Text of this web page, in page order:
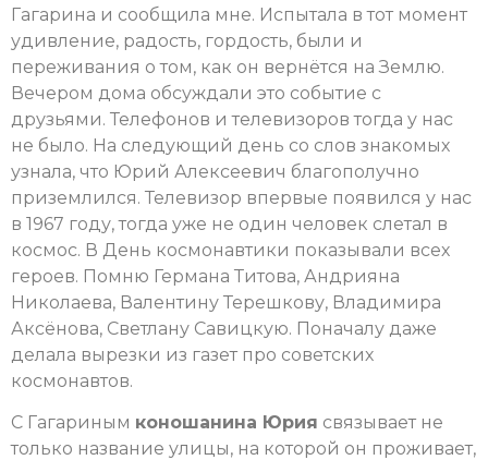
Гагарина и сообщила мне. Испытала в тот момент
удивление, радость, гордость, были и
переживания о том, как он вернётся на Землю.
Вечером дома обсуждали это событие с
друзьями. Телефонов и телевизоров тогда у нас
не было. На следующий день со слов знакомых
узнала, что Юрий Алексеевич благополучно
приземлился. Телевизор впервые появился у нас
в 1967 году, тогда уже не один человек слетал в
космос. В День космонавтики показывали всех
героев. Помню Германа Титова, Андрияна
Николаева, Валентину Терешкову, Владимира
Аксёнова, Светлану Савицкую. Поначалу даже
делала вырезки из газет про советских
космонавтов.
С Гагариным коношанина Юрия связывает не
только название улицы, на которой он проживает,